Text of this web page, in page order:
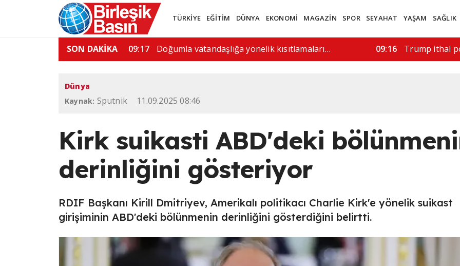
TÜRKİYE EĞİTİM DÜNYA EKONOMİ MAGAZİN SPOR SEYAHAT YAŞAM SAĞLIK
SON DAKİKA
yüzde 15 tarife… 06:51 Tayland'da okula silahlı saldırı: 6 ölü 11:52 ABD'de silahlı
Dünya
Kaynak: Sputnik 11.09.2025 08:46
Kirk suikasti ABD'deki
derinliğini gösteriyor
RDIF Başkanı Kirill Dmitriyev, Amerikalı politikacı Charlie Kirk'e yönelik suikast
girişiminin ABD'deki bölünmenin derinliğini gösterdiğini belirtti.